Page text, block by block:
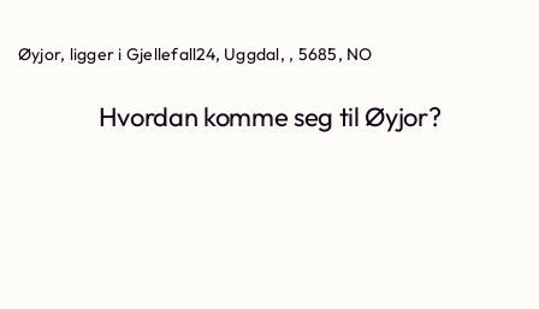
Øyjor, ligger i Gjellefall24, Uggdal, , 5685, NO
Hvordan komme seg til Øyjor?